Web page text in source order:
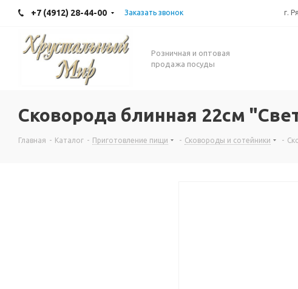
+7 (4912) 28-44-00 Заказать звонок г.
Розничная и оптовая
продажа посуды
Сковорода блинная 22см
Главная - Каталог - Приготовление пищи - Сковороды и сотейники -